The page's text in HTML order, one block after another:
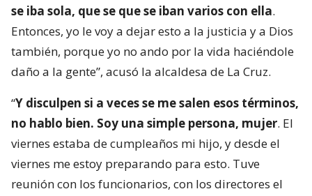
se iba sola, que se que se iban varios con ella.
Entonces, yo le voy a dejar esto a la justicia y a Dios
también, porque yo no ando por la vida haciéndole
daño a la gente”, acusó la alcaldesa de La Cruz.
“Y disculpen si a veces se me salen esos términos,
no hablo bien. Soy una simple persona, mujer. El
viernes estaba de cumpleaños mi hijo, y desde el
viernes me estoy preparando para esto. Tuve
reunión con los funcionarios, con los directores el